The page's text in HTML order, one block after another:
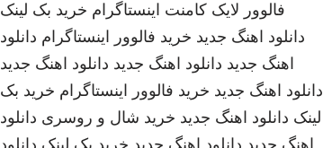
فالوور لایک کامنت اینستاگرام خرید بک لینک
دانلود اهنگ جدید خرید فالوور اینستاگرام دانلود
اهنگ جدید دانلود اهنگ جدید دانلود اهنگ جدید
دانلود اهنگ جدید خرید فالوور اینستاگرام خرید بک
لینک دانلود اهنگ جدید خرید شال و روسری دانلود
اهنگ جدید دانلود اهنگ جدید خرید بک لینک دانلود